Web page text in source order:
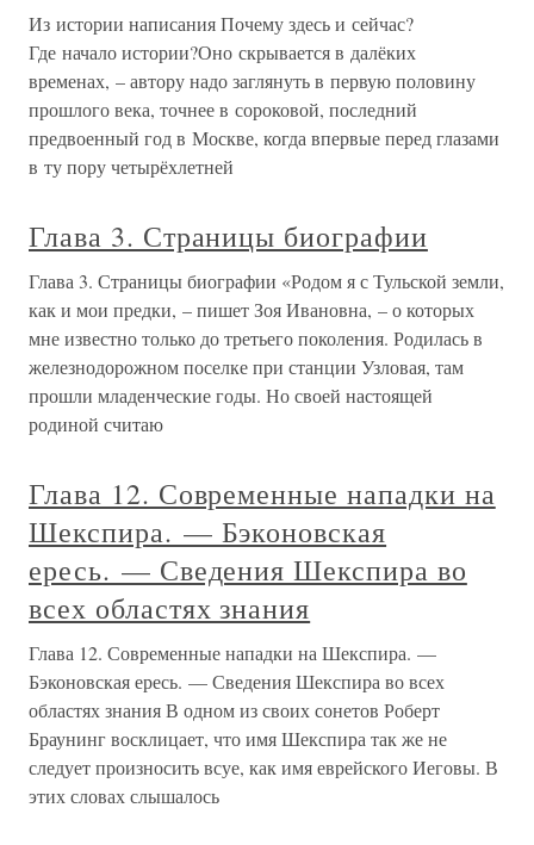
Из истории написания Почему здесь и сейчас?
Где начало истории?Оно скрывается в далёких
временах, – автору надо заглянуть в первую половину
прошлого века, точнее в сороковой, последний
предвоенный год в Москве, когда впервые перед глазами
в ту пору четырёхлетней
Глава 3. Страницы биографии
Глава 3. Страницы биографии «Родом я с Тульской земли,
как и мои предки, – пишет Зоя Ивановна, – о которых
мне известно только до третьего поколения. Родилась в
железнодорожном поселке при станции Узловая, там
прошли младенческие годы. Но своей настоящей
родиной считаю
Глава 12. Современные нападки на
Шекспира. — Бэконовская
ересь. — Сведения Шекспира во
всех областях знания
Глава 12. Современные нападки на Шекспира. —
Бэконовская ересь. — Сведения Шекспира во всех
областях знания В одном из своих сонетов Роберт
Браунинг восклицает, что имя Шекспира так же не
следует произносить всуе, как имя еврейского Иеговы. В
этих словах слышалось